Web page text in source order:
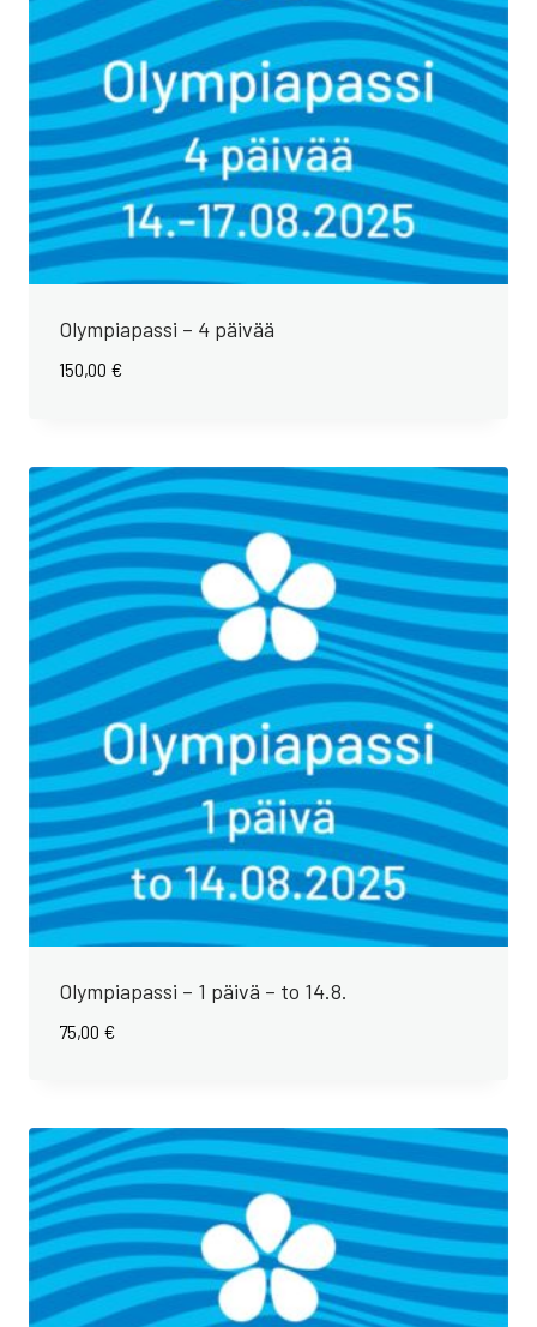
Olympiapassi – 4 päivää
150,00 €
Olympiapassi – 1 päivä – to 14.8.
75,00 €